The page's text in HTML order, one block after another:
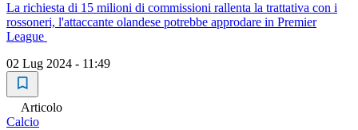
La richiesta di 15 milioni di commissioni rallenta la trattativa con i
rossoneri, l'attaccante olandese potrebbe approdare in Premier
League
02 Lug 2024 - 11:49
Articolo
Calcio